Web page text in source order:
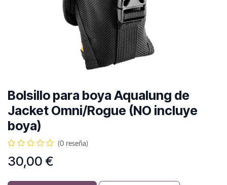
Bolsillo para boya Aqualung de
Jacket Omni/Rogue (NO incluye
boya)
(0 reseña)
30,00 €